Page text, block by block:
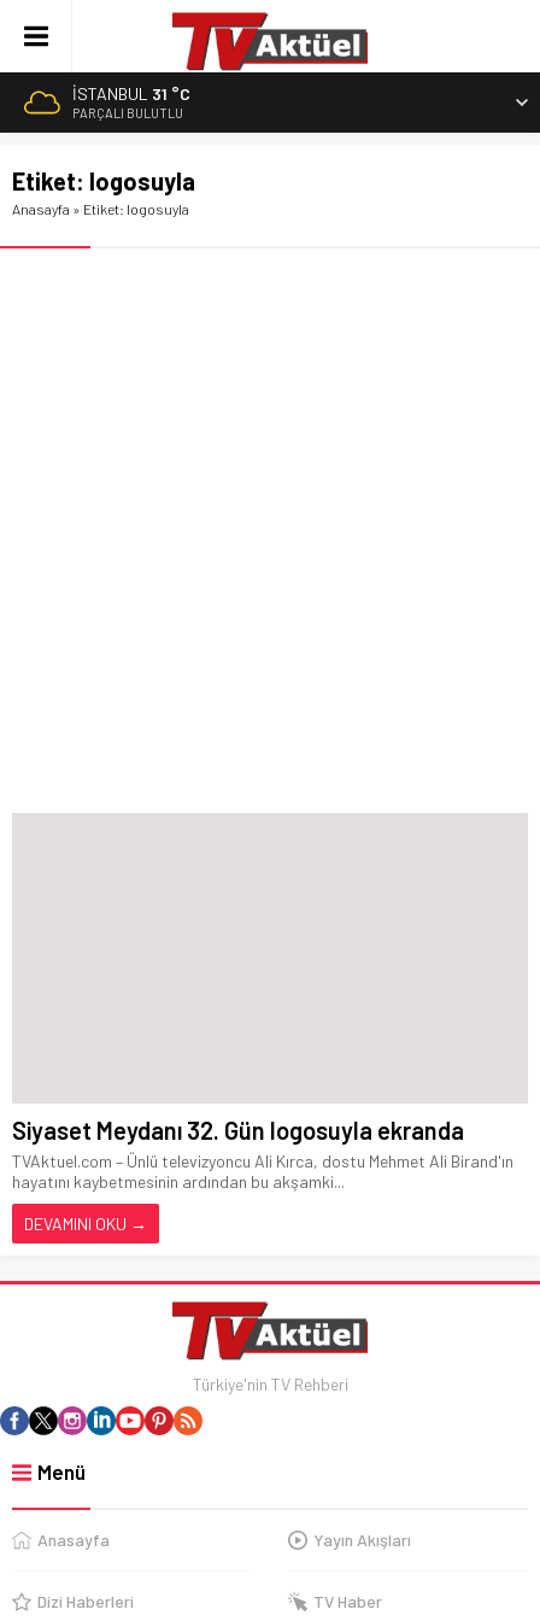
İSTANBUL 31 °C
PARÇALI BULUTLU
Etiket: logosuyla
Anasayfa » Etiket: logosuyla
Siyaset Meydanı 32. Gün logosuyla ekranda
TVAktuel.com – Ünlü televizyoncu Ali Kırca, dostu Mehmet Ali Birand'ın
hayatını kaybetmesinin ardından bu akşamki...
DEVAMINI OKU →
Türkiye'nin TV Rehberi
Menü
Anasayfa Yayın Akışları
Dizi Haberleri TV Haber